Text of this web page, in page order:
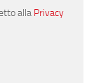
alla Privacy